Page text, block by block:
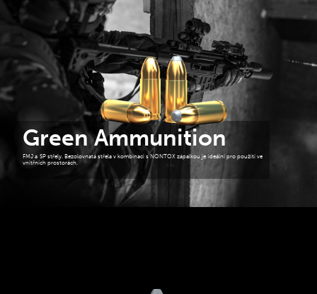
Green Ammunition
FMJ a SP střely. Bezolovnatá střela v kombinaci s NONTOX zápalkou je ideální pro použití ve
vnitřních prostorách.